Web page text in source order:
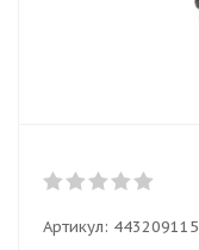
Артикул: 443209115